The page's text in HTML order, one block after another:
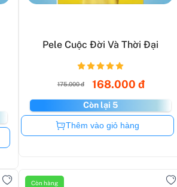
Pele Cuộc Đời Và Thời Đại
175.000 đ 168.000 đ
Còn lại 5
Còn hàng
Thêm vào giỏ hàng
Còn hàng